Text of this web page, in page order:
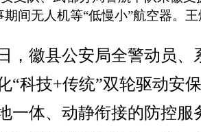
间无人机等“低慢小”航空器。
徽县公安局全警动员、
“科技+传统”双轮驱动安
一体、动静衔接的防控服